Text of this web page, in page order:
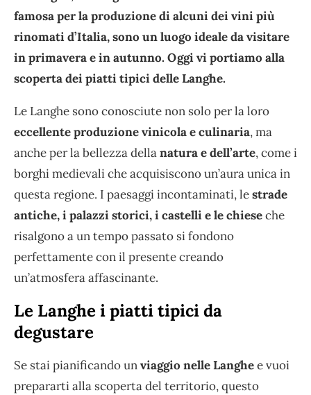
famosa per la produzione di alcuni dei vini più
rinomati d’Italia, sono un luogo ideale da visitare
in primavera e in autunno. Oggi vi portiamo alla
scoperta dei piatti tipici delle Langhe.
Le Langhe sono conosciute non solo per la loro
eccellente produzione vinicola e culinaria, ma
anche per la bellezza dellanatura e dell’arte, come i
borghi medievali che acquisiscono un’aura unica in
questa regione. I paesaggi incontaminati, lestrade
antiche, i palazzi storici, i castelli e le chieseche
risalgono a un tempo passato si fondono
perfettamente con il presente creando
un’atmosfera affascinante.
Le Langhe i piatti tipici da
degustare
Se stai pianificando unviaggio nelle Langhee vuoi
prepararti alla scoperta del territorio, questo